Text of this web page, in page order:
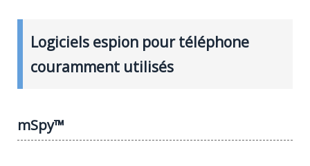
Logiciels espion pour téléphone
couramment utilisés
mSpy™